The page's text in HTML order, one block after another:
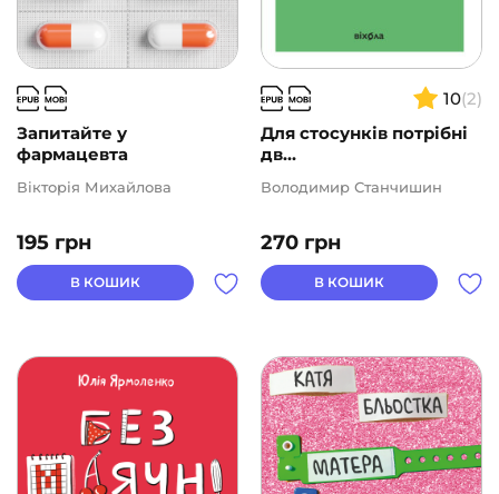
Запитайте у
фармацевта
195 грн
Вікторія Михайлова
В КОШИК
10(2)
Для стосунків потрібні
дв...
270 грн
Володимир Станчишин
В КОШИК